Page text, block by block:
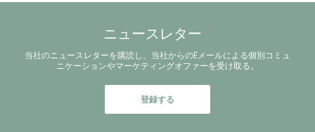
ニュースレター
当社のニュースレターを購読し、当社からのEメールによる個別コミュ
ニケーションやマーケティングオファーを受け取る。
登録する